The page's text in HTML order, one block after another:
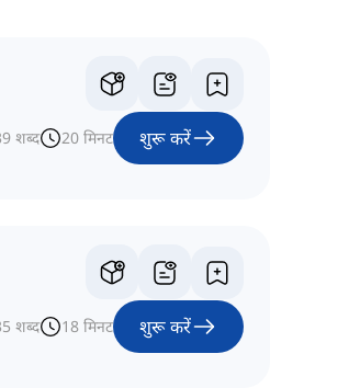
शब्द 20 मिनट शुरू करें
शब्द 18 मिनट शुरू करें